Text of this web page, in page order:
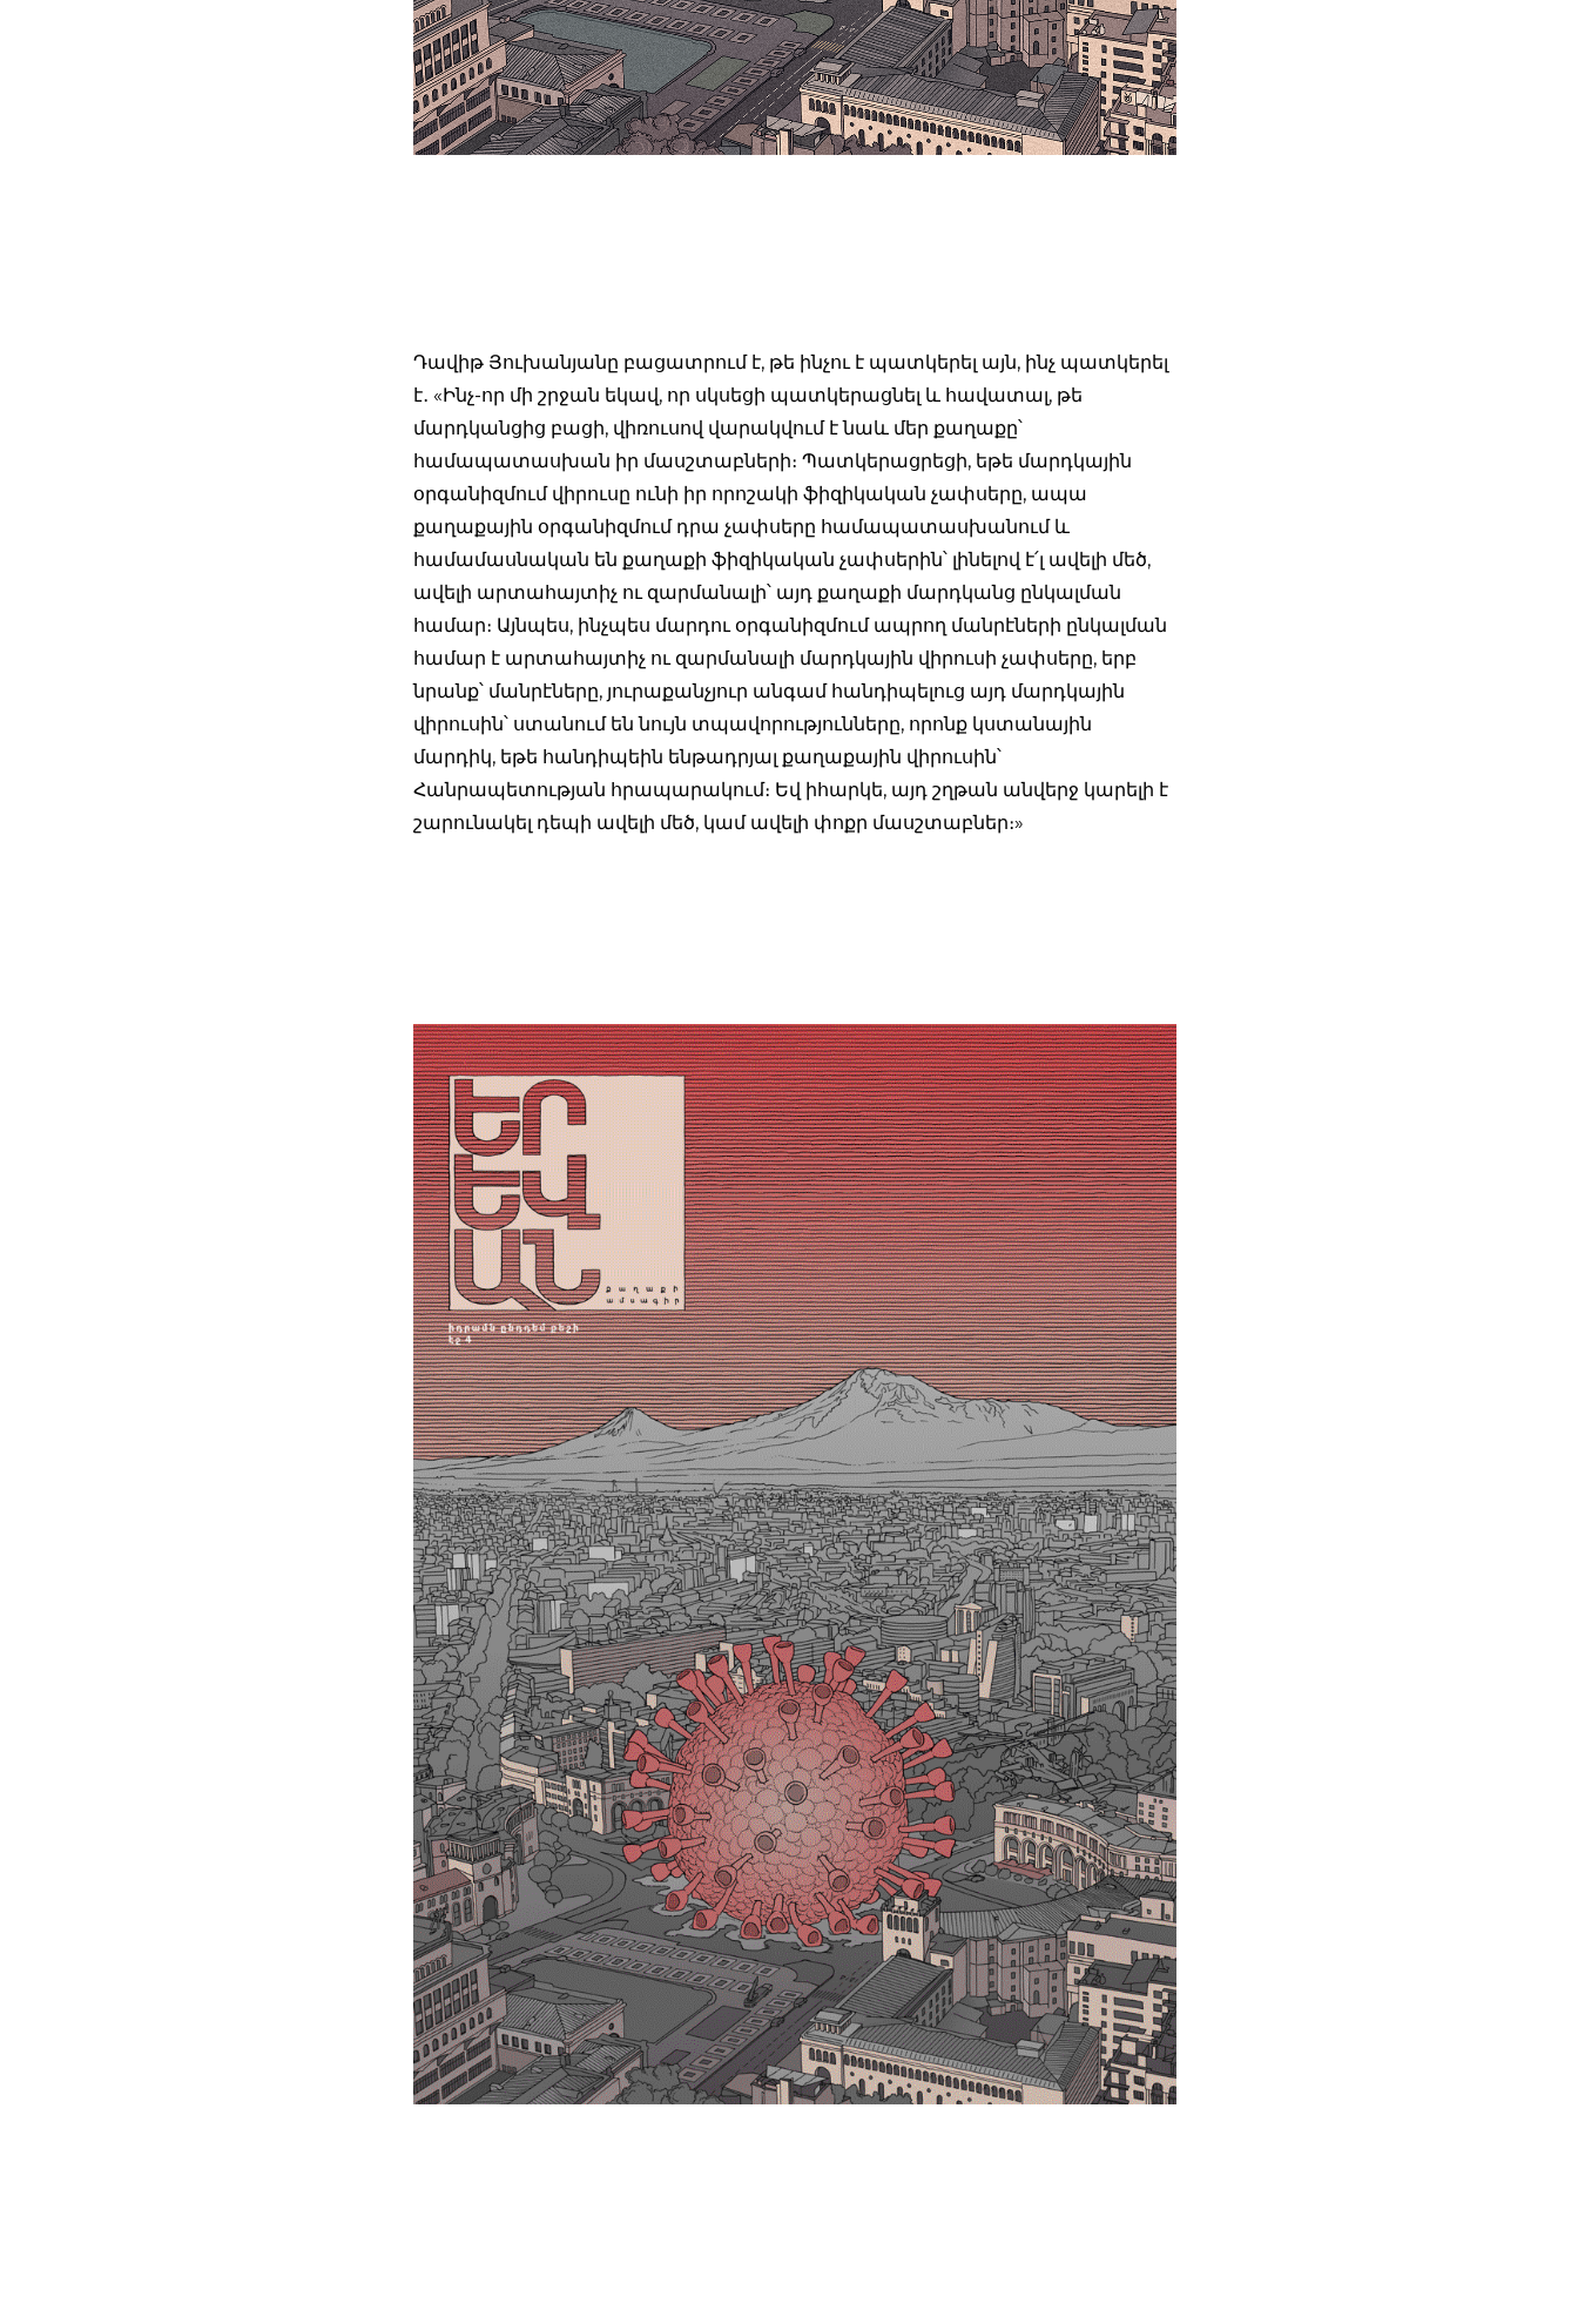
Դավիթ Յուխանյանը բացատրում է, թե ինչու է պատկերել այն, ինչ պատկերել
է․ «Ինչ-որ մի շրջան եկավ, որ սկսեցի պատկերացնել և հավատալ, թե
մարդկանցից բացի, վիռուսով վարակվում է նաև մեր քաղաքը՝
համապատասխան իր մասշտաբների։ Պատկերացրեցի, եթե մարդկային
օրգանիզմում վիրուսը ունի իր որոշակի ֆիզիկական չափսերը, ապա
քաղաքային օրգանիզմում դրա չափսերը համապատասխանում և
համամասնական են քաղաքի ֆիզիկական չափսերին՝ լինելով է՛լ ավելի մեծ,
ավելի արտահայտիչ ու զարմանալի՝ այդ քաղաքի մարդկանց ընկալման
համար։ Այնպես, ինչպես մարդու օրգանիզմում ապրող մանրէների ընկալման
համար է արտահայտիչ ու զարմանալի մարդկային վիրուսի չափսերը, երբ
նրանք՝ մանրէները, յուրաքանչյուր անգամ հանդիպելուց այդ մարդկային
վիրուսին՝ ստանում են նույն տպավորությունները, որոնք կստանային
մարդիկ, եթե հանդիպեին ենթադրյալ քաղաքային վիրուսին՝
Հանրապետության հրապարակում։ Եվ իհարկե, այդ շղթան անվերջ կարելի է
շարունակել դեպի ավելի մեծ, կամ ավելի փոքր մասշտաբներ։»